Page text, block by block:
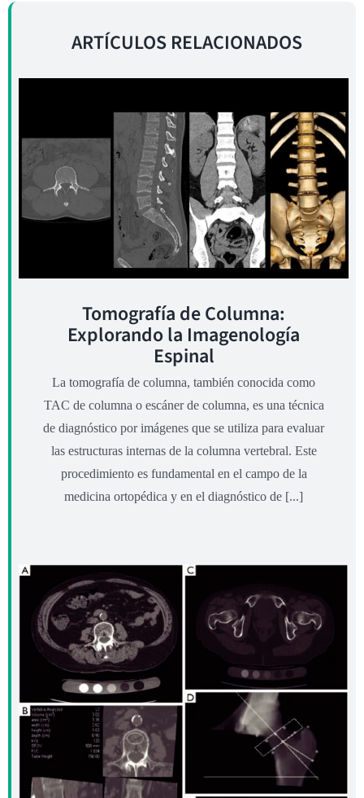
ARTÍCULOS RELACIONADOS
Tomografía de Columna:
Explorando la Imagenología
Espinal
La tomografía de columna, también conocida como
TAC de columna o escáner de columna, es una técnica
de diagnóstico por imágenes que se utiliza para evaluar
las estructuras internas de la columna vertebral. Este
procedimiento es fundamental en el campo de la
medicina ortopédica y en el diagnóstico de [...]